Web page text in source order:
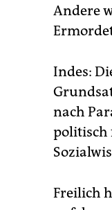
Andere
Indes:
nach
politisch
Freilich